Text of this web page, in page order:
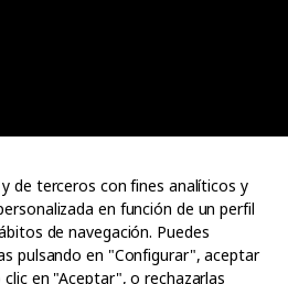
de terceros con fines analíticos y
en función de un perfil
de navegación. Puedes
pulsando en "Configurar", aceptar
en "Aceptar", o rechazarlas